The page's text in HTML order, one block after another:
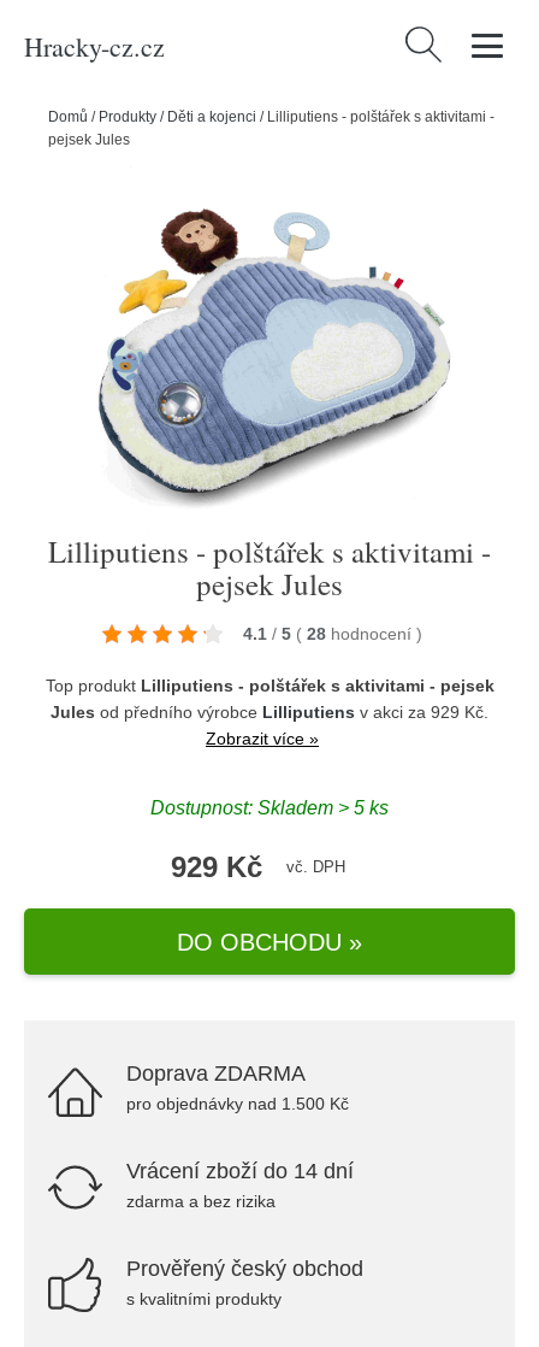
Hracky-cz.cz Vyhledávání
Domů / Produkty / Děti a kojenci / Lilliputiens - polštářek s aktivitami -
pejsek Jules
Lilliputiens - polštářek s aktivitami -
pejsek Jules
4.1 / 5 ( 28 hodnocení )
Top produkt Lilliputiens - polštářek s aktivitami - pejsek
Jules od předního výrobce Lilliputiens v akci za 929 Kč.
Zobrazit více »
Dostupnost: Skladem > 5 ks
929 Kč vč. DPH
DO OBCHODU »
Doprava ZDARMA
pro objednávky nad 1.500 Kč
Vrácení zboží do 14 dní
zdarma a bez rizika
Prověřený český obchod
s kvalitními produkty